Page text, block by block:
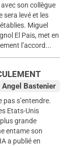
son collègue
sera levé et les
Miguel
El Pais, met en
l’accord...
Angel Bastenier
s’entendre.
Etats-Unis
grande
entame son
a publié en